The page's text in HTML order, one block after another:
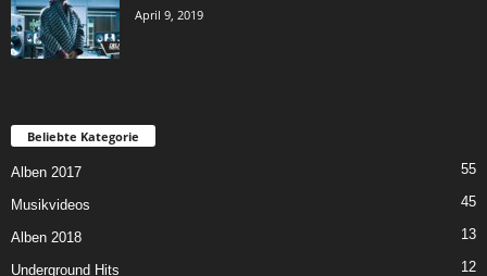
April 9, 2019
Beliebte Kategorie
Alben 2017 55
Musikvideos 45
Alben 2018 13
Underground Hits 12